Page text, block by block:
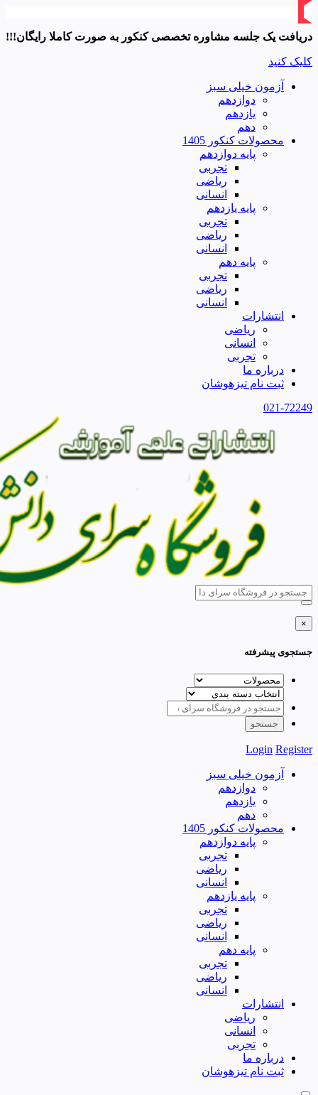
دریافت یک جلسه مشاوره تخصصی کنکور به صورت کاملا رایگان!!!
کلیک کنید
آزمون خیلی سبز
دوازدهم
یازدهم
دهم
محصولات کنکور 1405
پایه دوازدهم
تجربی
ریاضی
انسانی
پایه یازدهم
تجربی
ریاضی
انسانی
پایه دهم
تجربی
ریاضی
انسانی
انتشارات
ریاضی
انسانی
تجربی
درباره ما
ثبت نام تیزهوشان
021-72249
×
جستجوی پیشرفته
Login Register
آزمون خیلی سبز
دوازدهم
یازدهم
دهم
محصولات کنکور 1405
پایه دوازدهم
تجربی
ریاضی
انسانی
پایه یازدهم
تجربی
ریاضی
انسانی
پایه دهم
تجربی
ریاضی
انسانی
انتشارات
ریاضی
انسانی
تجربی
درباره ما
ثبت نام تیزهوشان